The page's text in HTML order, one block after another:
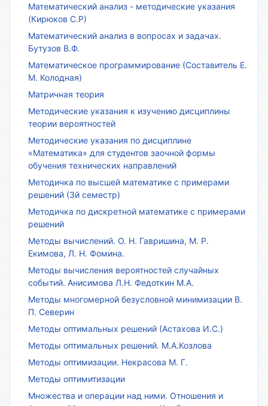
Математический анализ - методические указания
(Кирюков С.Р)
Математический анализ в вопросах и задачах.
Бутузов В.Ф.
Математическое программирование (Составитель Е.
М. Колодная)
Матричная теория
Методические указания к изучению дисциплины
теории вероятностей
Методические указания по дисциплине
«Математика» для студентов заочной формы
обучения технических направлений
Методичка по высшей математике с примерами
решений (3й семестр)
Методичка по дискретной математике с примерами
решений
Методы вычислений. О. Н. Гавришина, М. Р.
Екимова, Л. Н. Фомина.
Методы вычисления вероятностей случайных
событий. Анисимова Л.Н. Федоткин М.А.
Методы многомерной безусловной минимизации В.
П. Северин
Методы оптимальных решений (Астахова И.С.)
Методы оптимальных решений. М.А.Козлова
Методы оптимизации. Некрасова М. Г.
Методы оптимитизации
Множества и операции над ними. Отношения и